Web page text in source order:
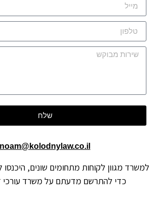
noam@kolodnylaw.co.il
מגוון לקוחות מתחומים שונים, היכנסו ל
כדי להתרשם מדעתם על משרד עורכי דין